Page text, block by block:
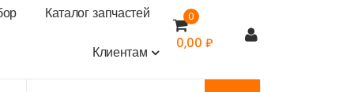
ор Каталогзапчастей
Клиентам
0
0,00 ₽